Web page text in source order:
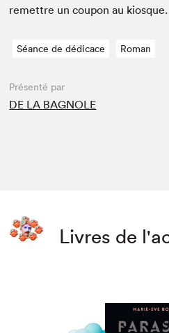
remet­tre un coupon au kiosque.
Séance de dédicace Roman
Présenté par
DE LA BAGNOLE
Livres de